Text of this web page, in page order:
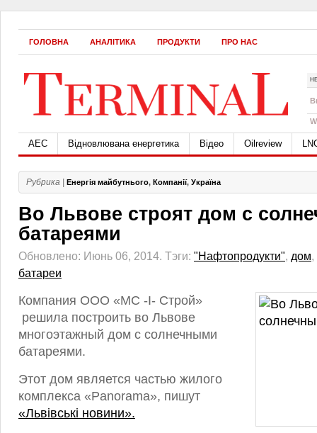
ГОЛОВНА АНАЛІТИКА ПРОДУКТИ ПРО НАС
АЕС Відновлювана енергетика Відео Oilreview
Рубрика | Енергія майбутнього, Компанії, Україна
Во Львове строят дом с
батареями
Обновлено: Июнь 06, 2014. Тэги: "Нафтопродукти", дом,
батареи
Компания ООО «МС -I- Строй»
решила построить во Львове
многоэтажный дом с солнечными
батареями.
Этот дом является частью жилого
комплекса «Panorama», пишут
«Львівські новини».